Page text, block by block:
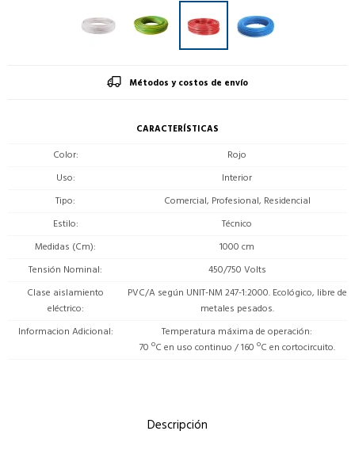
Métodos y costos de envío
CARACTERÍSTICAS
Color
Rojo
Uso
Interior
Tipo
Comercial, Profesional, Residencial
Estilo
Técnico
Medidas (Cm)
1000 cm
Tensión Nominal
450/750 Volts
Clase aislamiento
eléctrico
PVC/A según UNIT-NM 247-1:2000. Ecológico, libre de
metales pesados.
Informacion Adicional
Temperatura máxima de operación:
70 ºC en uso continuo / 160 ºC en cortocircuito.
Descripción